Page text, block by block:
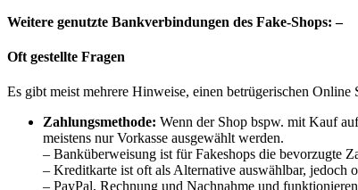
Weitere genutzte Bankverbindungen des Fake-Shops: –
Oft gestellte Fragen
Es gibt meist mehrere Hinweise, einen betrügerischen Online
Zahlungsmethode: Wenn der Shop bspw. mit Kauf
meistens nur Vorkasse ausgewählt werden.
– Banküberweisung ist für Fakeshops die bevorzugte
– Kreditkarte ist oft als Alternative auswählbar, jedoch
– PayPal, Rechnung und Nachnahme und